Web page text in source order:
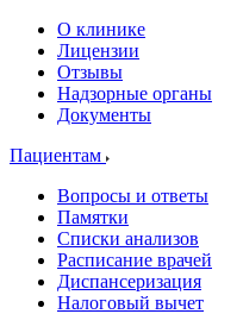
О клинике
Лицензии
Отзывы
Надзорные органы
Документы
Пациентам
Вопросы и ответы
Памятки
Списки анализов
Расписание врачей
Диспансеризация
Налоговый вычет